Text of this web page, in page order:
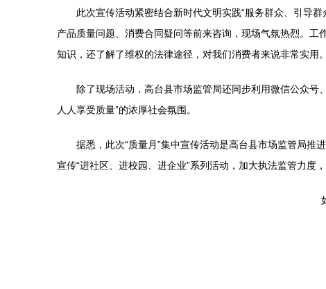
此次宣传活动紧密结合新时代文明实践“服务群众、引导
产品质量问题、消费合同疑问等前来咨询，现场气氛热烈。
知识，还了解了维权的法律途径，对我们消费者来说非常实用
除了现场活动，高台县市场监管局还同步利用微信公众号
人人享受质量”的浓厚社会氛围。
据悉，此次“质量月”集中宣传活动是高台县市场监管局
宣传“进社区、进校园、进企业”系列活动，加大执法监管力度